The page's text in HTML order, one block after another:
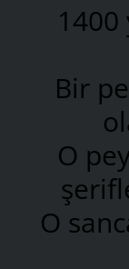
1400
Bir
O
O